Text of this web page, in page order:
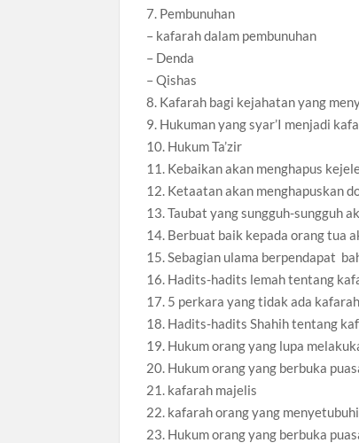
7. Pembunuhan
– kafarah dalam pembunuhan
– Denda
– Qishas
8. Kafarah bagi kejahatan yang
9. Hukuman yang syar’I menjadi
10. Hukum Ta’zir
11. Kebaikan akan menghapus
12. Ketaatan akan menghapuskan
13. Taubat yang sungguh-sungguh
14. Berbuat baik kepada orang tua
15. Sebagian ulama berpendapat
16. Hadits-hadits lemah tentang
17. 5 perkara yang tidak ada
18. Hadits-hadits Shahih tentang
19. Hukum orang yang lupa
20. Hukum orang yang berbuka
21. kafarah majelis
22. kafarah orang yang
23. Hukum orang yang berbuka